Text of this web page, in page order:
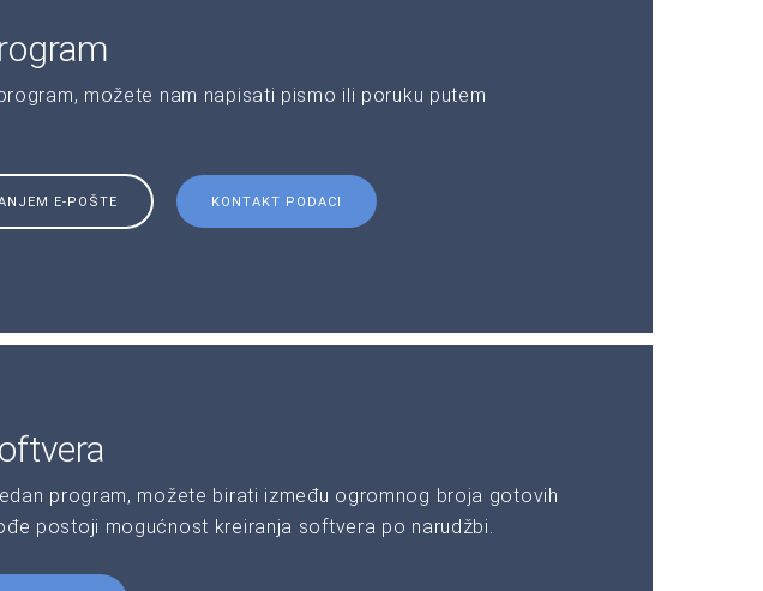
možete nam napisati pismo ili poruku putem
E-POŠTE KONTAKT PODACI
program, možete birati između ogromnog broja gotovih
postoji mogućnost kreiranja softvera po narudžbi.